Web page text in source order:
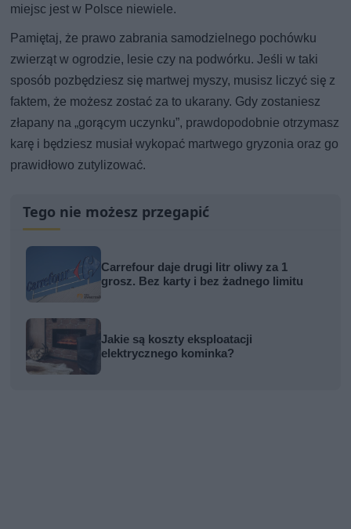
miejsc jest w Polsce niewiele.
Pamiętaj, że prawo zabrania samodzielnego pochówku
zwierząt w ogrodzie, lesie czy na podwórku. Jeśli w taki
sposób pozbędziesz się martwej myszy, musisz liczyć się z
faktem, że możesz zostać za to ukarany. Gdy zostaniesz
złapany na „gorącym uczynku”, prawdopodobnie otrzymasz
karę i będziesz musiał wykopać martwego gryzonia oraz go
prawidłowo zutylizować.
Tego nie możesz przegapić
Carrefour daje drugi litr oliwy za 1
grosz. Bez karty i bez żadnego limitu
Jakie są koszty eksploatacji
elektrycznego kominka?